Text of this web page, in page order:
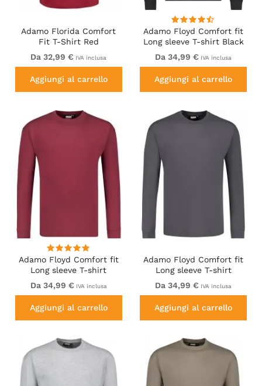
Adamo Florida Comfort
Fit T-Shirt Red
Da 32,99 € IVA inclusa
Aggiungi al carrello
Adamo Floyd Comfort fit
Long sleeve T-shirt Black
Da 34,99 € IVA inclusa
Aggiungi al carrello
Adamo Floyd Comfort fit
Long sleeve T-shirt
Burgundy
Da 34,99 € IVA inclusa
Aggiungi al carrello
Adamo Floyd Comfort fit
Long sleeve T-shirt
Charcoal
Da 34,99 € IVA inclusa
Aggiungi al carrello